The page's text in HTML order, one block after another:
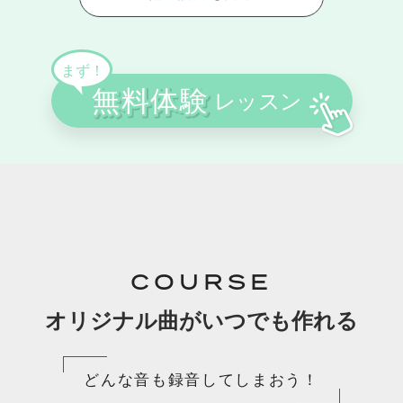
COURSE
オリジナル曲がいつでも作れる
どんな音も録音してしまおう！